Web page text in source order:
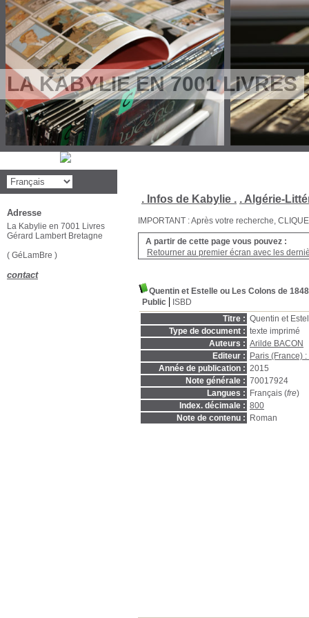
LA KABYLIE EN 7001 LIVRES
. Infos de Kabylie . . Algérie-
IMPORTANT : Après votre recherche,
A partir de cette page vous pouvez :
Retourner au premier écran avec les
Quentin et Estelle ou Les Colons de
Public
ISBD
Titre : Quentin et
Type de document : texte imprimé
Auteurs : Arilde BACON
Editeur :
Paris (France)
Année de publication : 2015
Note générale : 70017924
Langues :
Français (fre)
Index. décimale : 800
Note de contenu :
Roman
Adresse
La Kabylie en 7001 Livres
Gérard Lambert Bretagne
( GéLamBre )
contact